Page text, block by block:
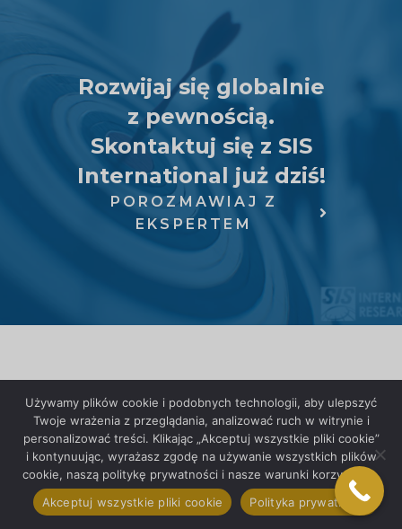
Rozwijaj się globalnie
z pewnością.
Skontaktuj się z SIS
International już dziś!
POROZMAWIAJ Z
EKSPERTEM
Używamy plików cookie i podobnych technologii, aby ulepszyć
Twoje wrażenia z przeglądania, analizować ruch w witrynie i
personalizować treści. Klikając „Akceptuj wszystkie pliki cookie”
i kontynuując, wyrażasz zgodę na używanie wszystkich plików
cookie, naszą politykę prywatności i nasze warunki korzystania.
Akceptuj wszystkie pliki cookie
Polityka prywatności